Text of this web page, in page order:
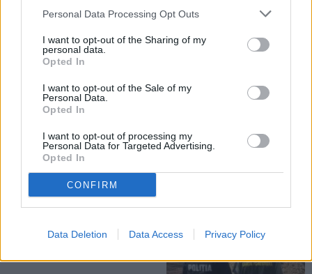
Personal Data Processing Opt Outs
I want to opt-out of the Sharing of my
personal data.
Opted In
I want to opt-out of the Sale of my
Personal Data.
Opted In
I want to opt-out of processing my
Personal Data for Targeted Advertising.
Opted In
CONFIRM
Data Deletion Data Access Privacy Policy
Un șofer este rănit
27.07.2026
20 de ani de „Cântec, joc și voie
bună”. Comuna Drăgușeni și-a
sărbătorit valorile locale printr-un
eveniment special
RURAL
27.07.2026
proiectul de reabilitare energetică
RURAL